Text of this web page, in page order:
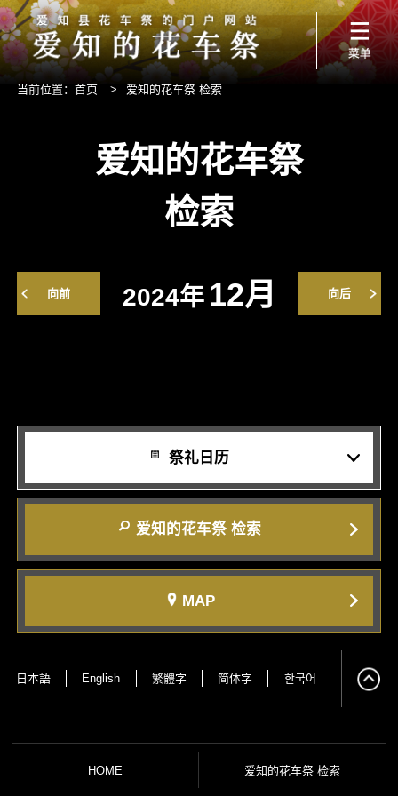
当前位置： 首页 > 爱知的花车祭 检索
爱知的花车祭
检索
向前 向后
2024年 12月
祭礼日历
爱知的花车祭 检索
MAP
日本語 English 繁體字 简体字 한국어
HOME 爱知的花车祭 检索